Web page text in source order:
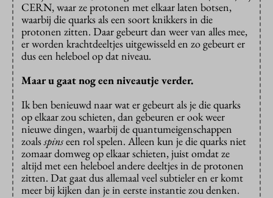
CERN, waar ze protonen met elkaar laten botsen,
waarbij die quarks als een soort knikkers in die
protonen zitten. Daar gebeurt dan weer van alles mee,
er worden krachtdeeltjes uitgewisseld en zo gebeurt er
dus een heleboel op dat niveau.
Maar u gaat nog een niveautje verder.
Ik ben benieuwd naar wat er gebeurt als je die quarks
op elkaar zou schieten, dan gebeuren er ook weer
nieuwe dingen, waarbij de quantumeigenschappen
zoalsspinseen rol spelen. Alleen kun je die quarks niet
zomaar domweg op elkaar schieten, juist omdat ze
altijd met een heleboel andere deeltjes in de protonen
zitten. Dat gaat dus allemaal veel subtieler en er komt
meer bij kijken dan je in eerste instantie zou denken.